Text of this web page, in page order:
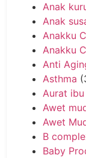
Anak
Anak
Anakku
Anakku
Anti
Asthma
Aurat
Awet
Awet
B
Baby